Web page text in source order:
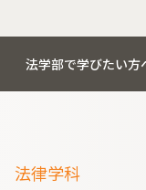
法学部で学びたい方
法律学科